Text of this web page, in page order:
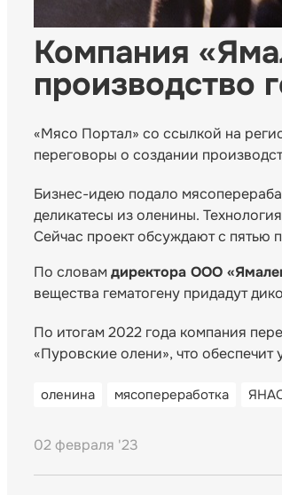
Компания
производство
«Мясо Портал» со ссылкой на
переговоры о создании
Бизнес-идею подало
деликатесы из оленины.
Сейчас проект обсуждают с пятью
По словам директора ООО
вещества гематогену придадут
По итогам 2022 года компания
«Пуровские олени», что
оленина мясопереработка
02 февраля '23